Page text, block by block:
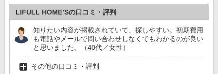
LIFULL HOME’Sの口コミ・評判
知りたい内容が掲載されていて、探しやすい。初期費用
も電話やメールで問い合わせしなくてもわかるのが良い
と思いました。（40代／女性）
その他の口コミ・評判